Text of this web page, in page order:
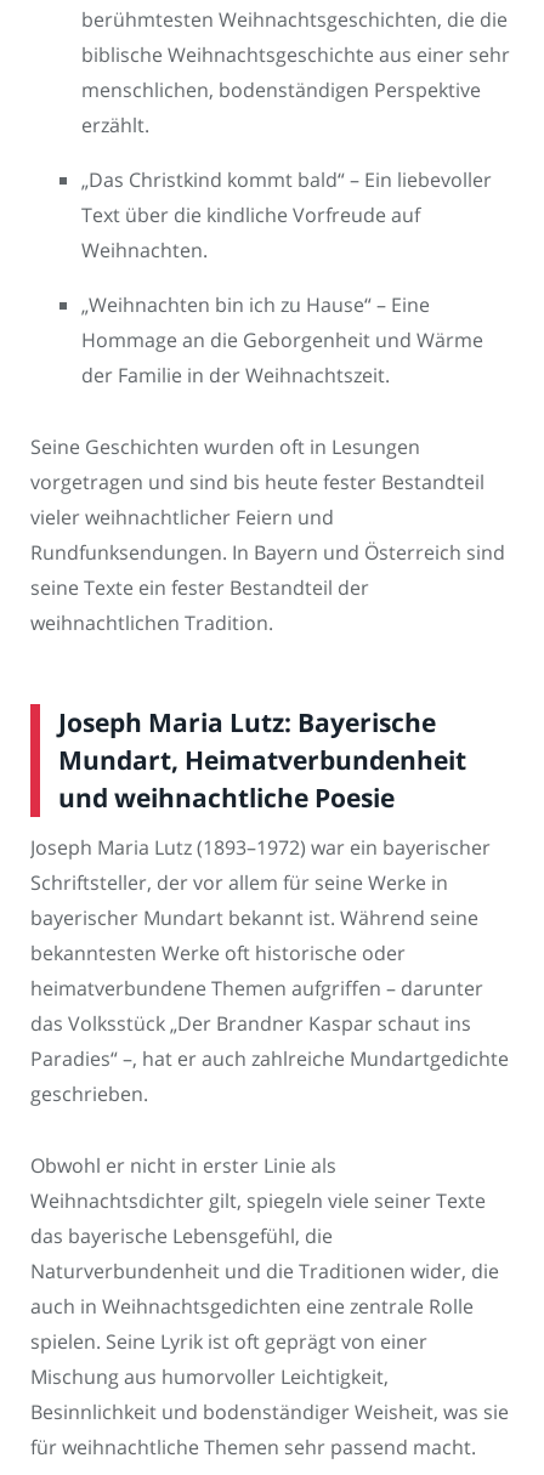
berühmtesten Weihnachtsgeschichten, die die
biblische Weihnachtsgeschichte aus einer sehr
menschlichen, bodenständigen Perspektive
erzählt.
„Das Christkind kommt bald“ – Ein liebevoller
Text über die kindliche Vorfreude auf
Weihnachten.
„Weihnachten bin ich zu Hause“ – Eine
Hommage an die Geborgenheit und Wärme
der Familie in der Weihnachtszeit.
Seine Geschichten wurden oft in Lesungen
vorgetragen und sind bis heute fester Bestandteil
vieler weihnachtlicher Feiern und
Rundfunksendungen. In Bayern und Österreich sind
seine Texte ein fester Bestandteil der
weihnachtlichen Tradition.
Joseph Maria Lutz: Bayerische
Mundart, Heimatverbundenheit
und weihnachtliche Poesie
Joseph Maria Lutz (1893–1972) war ein bayerischer
Schriftsteller, der vor allem für seine Werke in
bayerischer Mundart bekannt ist. Während seine
bekanntesten Werke oft historische oder
heimatverbundene Themen aufgriffen – darunter
das Volksstück „Der Brandner Kaspar schaut ins
Paradies“ –, hat er auch zahlreiche Mundartgedichte
geschrieben.
Obwohl er nicht in erster Linie als
Weihnachtsdichter gilt, spiegeln viele seiner Texte
das bayerische Lebensgefühl, die
Naturverbundenheit und die Traditionen wider, die
auch in Weihnachtsgedichten eine zentrale Rolle
spielen. Seine Lyrik ist oft geprägt von einer
Mischung aus humorvoller Leichtigkeit,
Besinnlichkeit und bodenständiger Weisheit, was sie
für weihnachtliche Themen sehr passend macht.